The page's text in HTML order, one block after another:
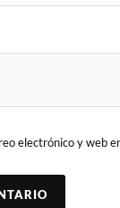
electrónico y web